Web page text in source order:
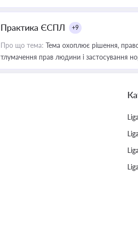
Практика ЄСПЛ +9
Про що тема: Тема охоплює рішення,
тлумачення прав людини і застосування